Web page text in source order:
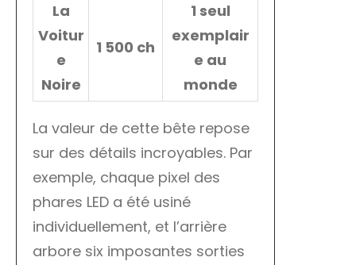
La
Voitur
e
Noire
1 500 ch
1 seul
exemplair
e au
monde
La valeur de cette bête repose
sur des détails incroyables. Par
exemple, chaque pixel des
phares LED a été usiné
individuellement, et l’arrière
arbore six imposantes sorties